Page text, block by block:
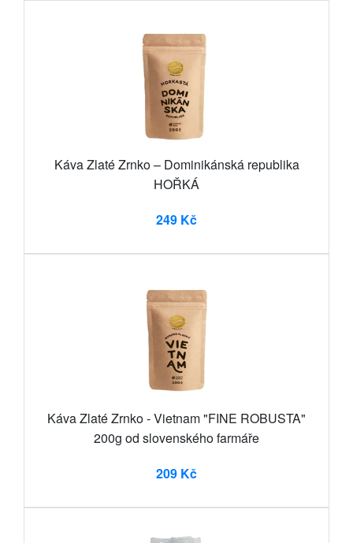
Káva Zlaté Zrnko – Dominikánská republika
HOŘKÁ
249 Kč
Káva Zlaté Zrnko - Vietnam "FINE ROBUSTA"
200g od slovenského farmáře
209 Kč